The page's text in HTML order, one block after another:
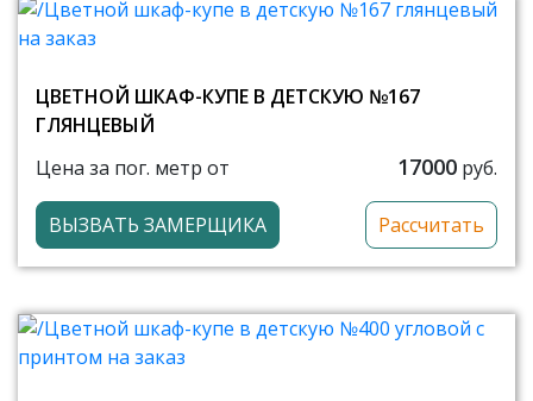
ЦВЕТНОЙ ШКАФ-КУПЕ В ДЕТСКУЮ №167
ГЛЯНЦЕВЫЙ
Цена за пог. метр от
17000 руб.
ВЫЗВАТЬ ЗАМЕРЩИКА Рассчитать